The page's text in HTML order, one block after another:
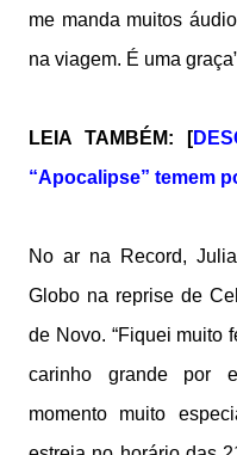
me manda muitos
na viagem. É uma
LEIA TAMBÉM: [
“Apocalipse” temem
No ar na Record,
Globo na reprise de
de Novo. “Fiquei muito
carinho grande por
momento muito